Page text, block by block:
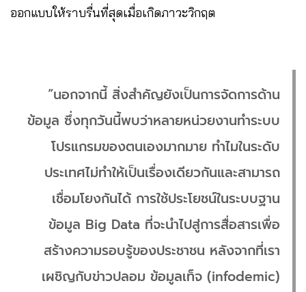
ออกแบบให้ราบรื่นที่สุดเมื่อเกิดภาวะวิกฤต
“นอกจากนี้ สิ่งสำคัญยังเป็นการจัดการด้าน
ข้อมูล ซึ่งทุกวันนี้พบว่าหลายหน่วยงานทำระบบ
โปรแกรมของตนเองมากมาย ทำไมในระดับ
ประเทศไม่ทำให้เป็นเรื่องเดียวกันและสามารถ
เชื่อมโยงกันได้ การใช้ประโยชน์ในระบบฐาน
ข้อมูล Big Data ที่จะนำไปสู่การสื่อสารเพื่อ
สร้างความรอบรู้ของประชาชน หลังจากที่เรา
เผชิญกับข่าวปลอม ข้อมูลเท็จ (infodemic)